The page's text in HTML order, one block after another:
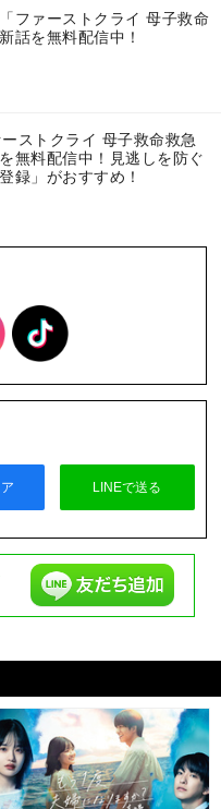
ファーストクライ 母子救命
話を無料配信中！
ストクライ 母子救命救急
無料配信中！見逃しを防ぐ
録」がおすすめ！
LINEで送る